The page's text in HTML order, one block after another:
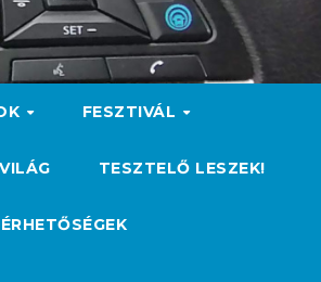
FESZTIVÁL
TESZTELŐ LESZEK!